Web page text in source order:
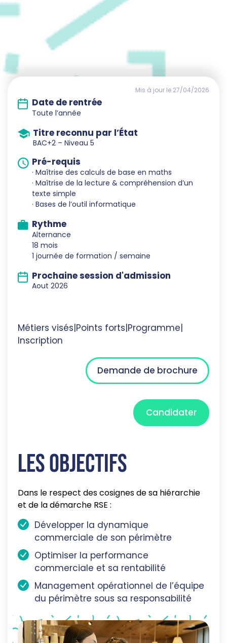
Mis à jour le 27/04/2026
Date de rentrée
Toute l’année
Titre reconnu par l’État
BAC+2 – Niveau 5
Pré-requis
· Maîtrise des calculs de base en maths
· Maîtrise de la lecture & compréhension d’un
texte simple
· Bases de l’outil informatique
Rythme
Alternance
18 mois
1 journée de formation / semaine
Prochaine session d'admission
Aout 2026
Métiers visés Points forts Programme
Inscription
Demande de brochure
Candidater
Les objectifs
Dans le respect des cosignes de sa hiérarchie
et de la démarche RSE :
Développer la dynamique
commerciale de son périmètre
Optimiser la performance
commerciale et sa rentabilité
Management opérationnel de l’équipe
du périmètre sous sa responsabilité